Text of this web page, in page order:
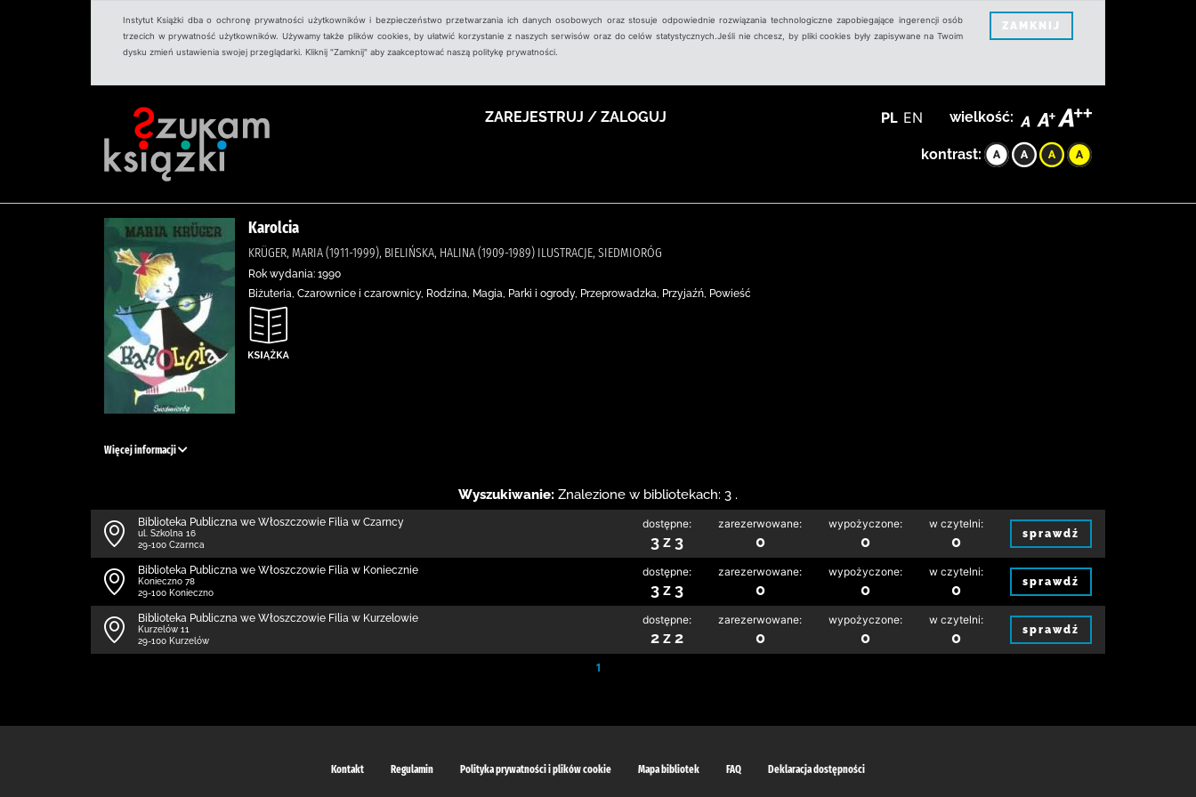
Instytut Książki dba o ochronę prywatności użytkowników i bezpieczeństwo przetwarzania ich danych osobowych oraz stosuje odpowiednie rozwiązania technologiczne zapobiegające ingerencji osób
trzecich w prywatność użytkowników. Używamy także plików cookies, by ułatwić korzystanie z naszych serwisów oraz do celów statystycznych.Jeśli nie chcesz, by pliki cookies były zapisywane na Twoim
dysku zmień ustawienia swojej przeglądarki. Kliknij "Zamknij" aby zaakceptować naszą politykę prywatności.
ZAMKNIJ
ZAREJESTRUJ / ZALOGUJ PL EN wielkość:
kontrast:
Karolcia
KRÜGER, MARIA (1911-1999), BIELIŃSKA, HALINA (1909-1989) ILUSTRACJE, SIEDMIORÓG
Rok wydania: 1990
Biżuteria, Czarownice i czarownicy, Rodzina, Magia, Parki i ogrody, Przeprowadzka, Przyjaźń, Powieść
Więcej informacji
Wyszukiwanie: Znalezione w bibliotekach: 3 .
Biblioteka Publiczna we Włoszczowie Filia w Czarncy
ul. Szkolna 16
29-100 Czarnca
dostępne:
3 z 3
zarezerwowane:
0
wypożyczone:
0
w czytelni:
0 sprawdź
Biblioteka Publiczna we Włoszczowie Filia w Koniecznie
Konieczno 78
29-100 Konieczno
dostępne:
3 z 3
zarezerwowane:
0
wypożyczone:
0
w czytelni:
0 sprawdź
Biblioteka Publiczna we Włoszczowie Filia w Kurzelowie
Kurzelów 11
29-100 Kurzelów
dostępne:
2 z 2
zarezerwowane:
0
wypożyczone:
0
w czytelni:
0 sprawdź
1
Kontakt Regulamin Polityka prywatności i plików cookie Mapa bibliotek FAQ Deklaracja dostępności